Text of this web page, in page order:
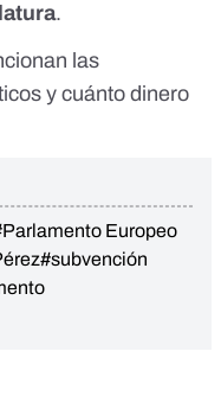
.
las
y cuánto dinero
Europeo
#subvención